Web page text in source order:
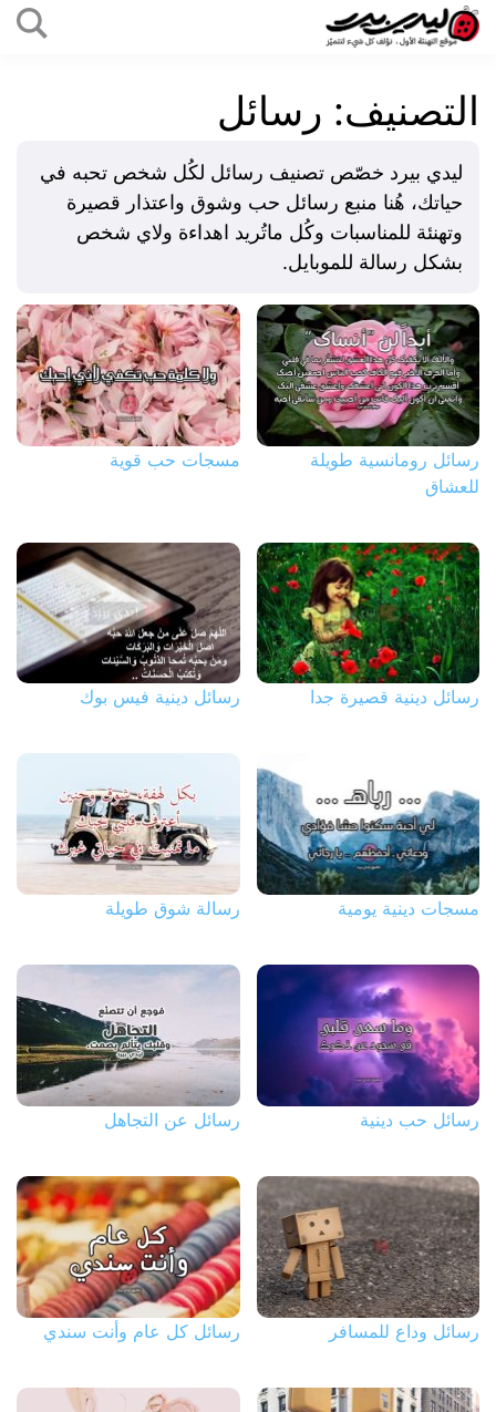
بيرد
التصنيف: رسائل
ليدي بيرد خصّص تصنيف رسائل لكُل شخص تحبه في
حياتك، هُنا منبع رسائل حب وشوق واعتذار قصيرة
وتهنئة للمناسبات وكُل ماتُريد اهداءة ولاي شخص
بشكل رسالة للموبايل.
رسائل رومانسية طويلة
للعشاق
مسجات حب قوية
رسائل دينية قصيرة جدا رسائل دينية فيس بوك
مسجات دينية يومية رسالة شوق طويلة
رسائل حب دينية رسائل عن التجاهل
رسائل وداع للمسافر رسائل كل عام وأنت سندي